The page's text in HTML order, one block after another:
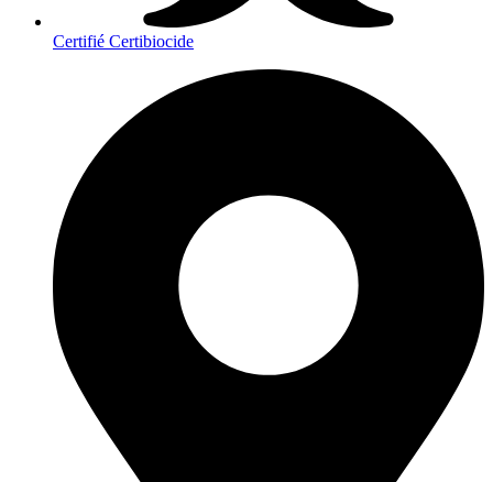
Certifié Certibiocide